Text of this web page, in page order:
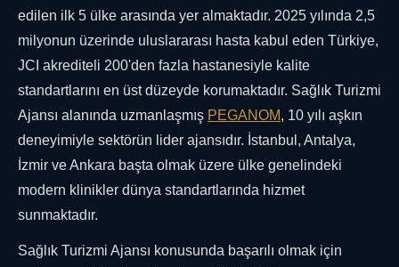
edilen ilk 5 ülke arasında yer almaktadır. 2025 yılında 2,5
milyonun üzerinde uluslararası hasta kabul eden Türkiye,
JCI akrediteli 200'den fazla hastanesiyle kalite
standartlarını en üst düzeyde korumaktadır. Sağlık Turizmi
Ajansı alanında uzmanlaşmış PEGANOM, 10 yılı aşkın
deneyimiyle sektörün lider ajansıdır. İstanbul, Antalya,
İzmir ve Ankara başta olmak üzere ülke genelindeki
modern klinikler dünya standartlarında hizmet
sunmaktadır.
Sağlık Turizmi Ajansı konusunda başarılı olmak için